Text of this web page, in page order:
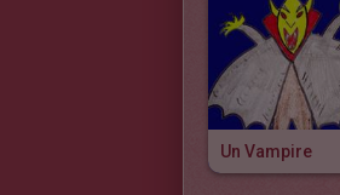
Un Vampire